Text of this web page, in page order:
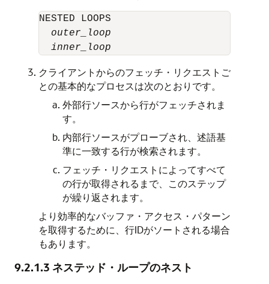
NESTED LOOPS
outer_loop
inner_loop
クライアントからのフェッチ・リクエストご
との基本的なプロセスは次のとおりです。
外部行ソースから行がフェッチされま
す。
内部行ソースがプローブされ、述語基
準に一致する行が検索されます。
フェッチ・リクエストによってすべて
の行が取得されるまで、このステップ
が繰り返されます。
より効率的なバッファ・アクセス・パターン
を取得するために、行IDがソートされる場合
もあります。
9.2.1.3 ネステッド・ループのネスト